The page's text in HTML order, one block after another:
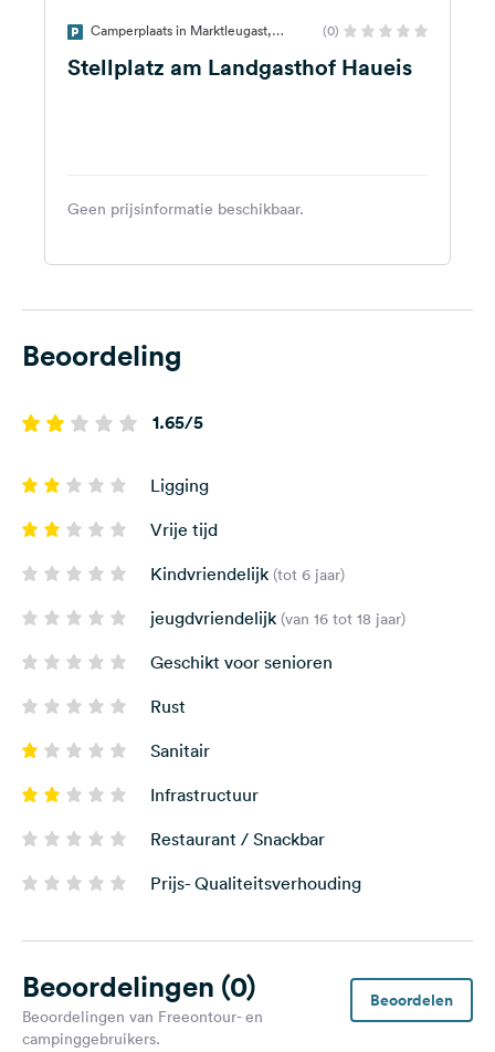
(0)
Stellplatz am Landgasthof Haueis
Geen prijsinformatie beschikbaar.
Beoordeling
1.65/5
Ligging
Vrije tijd
Kindvriendelijk (tot 6 jaar)
jeugdvriendelijk (van 16 tot 18 jaar)
Geschikt voor senioren
Rust
Sanitair
Infrastructuur
Restaurant / Snackbar
Prijs- Qualiteitsverhouding
Beoordelingen (0)
Beoordelingen van Freeontour- en
campinggebruikers.
Beoordelen